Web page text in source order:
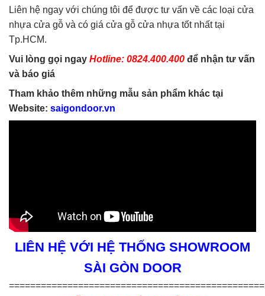
Liên hệ ngay với chúng tôi để được tư vấn về các loại cửa
nhựa cửa gỗ và có giá cửa gỗ cửa nhựa tốt nhất tại
Tp.HCM.
Vui lòng gọi ngay Hotline: 0824.400.400 để nhận tư vấn
và báo giá
Tham khảo thêm những mẫu sản phẩm khác tại
Website: saigondoor.vn
LIÊN HỆ VỚI HỆ THỐNG SHOWROOM
SÀI GÒN DOOR
================================================